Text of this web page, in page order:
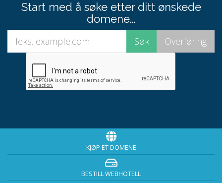
Start med å søke etter ditt ønskede
domene...
KJØP ET DOMENE
BESTILL WEBHOTELL